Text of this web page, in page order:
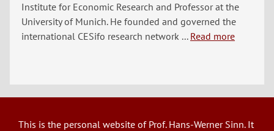
Institute for Economic Research and Professor at the
University of Munich. He founded and governed the
international CESifo research network ... Read more
This is the personal website of Prof. Hans-Werner Sinn. It